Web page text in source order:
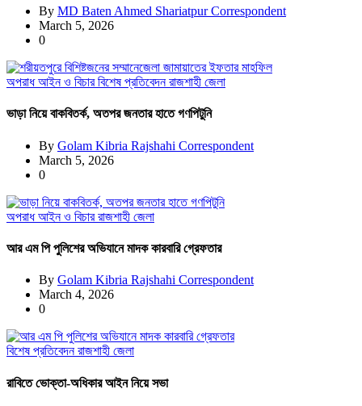
By MD Baten Ahmed Shariatpur Correspondent
March 5, 2026
0
অপরাধআইন ও বিচারবিশেষ প্রতিবেদনরাজশাহী জেলা
ভাড়া নিয়ে বাকবিতর্ক, অতপর জনতার হাতে গণপিটুনি
By Golam Kibria Rajshahi Correspondent
March 5, 2026
0
অপরাধআইন ও বিচাররাজশাহী জেলা
আর এম পি পুলিশের অভিযানে মাদক কারবারি গ্রেফতার
By Golam Kibria Rajshahi Correspondent
March 4, 2026
0
বিশেষ প্রতিবেদনরাজশাহী জেলা
রাবিতে ভোক্তা-অধিকার আইন নিয়ে সভা